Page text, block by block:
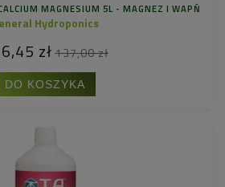
MAGNESIUM 5L - MAGNEZ I WAPŃ
Hydroponics
zł 137,00 zł
DO KOSZYKA